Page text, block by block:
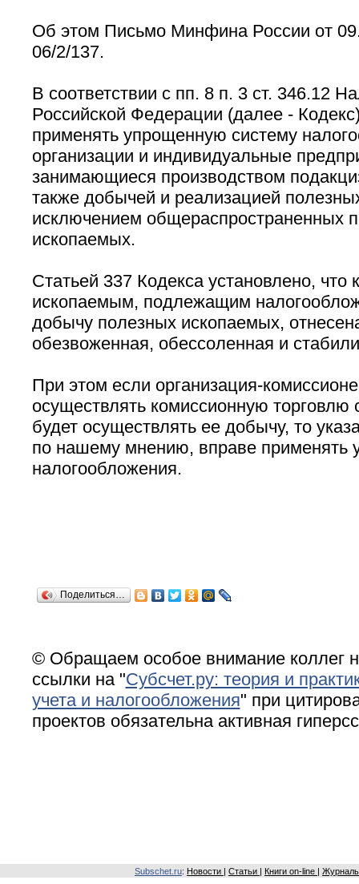
Об этом Письмо Минфина России от
06/2/137.
В соответствии с пп. 8 п. 3 ст. 346.12
Российской Федерации (далее -
применять упрощенную систему
организации и индивидуальные
занимающиеся производством
также добычей и реализацией
исключением общераспространенных
ископаемых.
Статьей 337 Кодекса установлено,
ископаемым, подлежащим
добычу полезных ископаемых,
обезвоженная, обессоленная и
При этом если организация-
осуществлять комиссионную
будет осуществлять ее добычу, то
по нашему мнению, вправе применять
налогообложения.
Поделиться…
© Обращаем особое внимание коллег
ссылки на "Субсчет.ру: теория и
учета и налогообложения" при
проектов обязательна активная
Subschet.ru: Новости Статьи Книги on-line